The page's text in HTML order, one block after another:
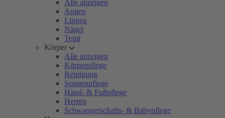
Alle anzeigen
Augen
Lippen
Nägel
Teint
Körper
Alle anzeigen
Körperpflege
Reinigung
Sonnenpflege
Hand- & Fußpflege
Herren
Schwangerschafts- & Babypflege